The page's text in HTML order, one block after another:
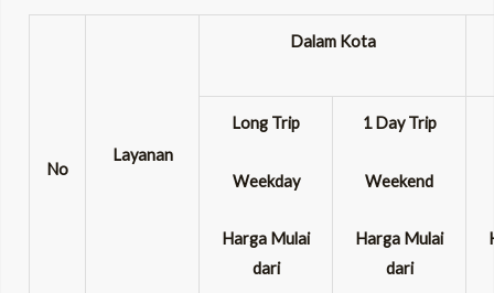
No
Layanan
Dalam Kota
Long Trip
Weekday
Harga Mulai
dari
1 Day Trip
Weekend
Harga Mulai
dari